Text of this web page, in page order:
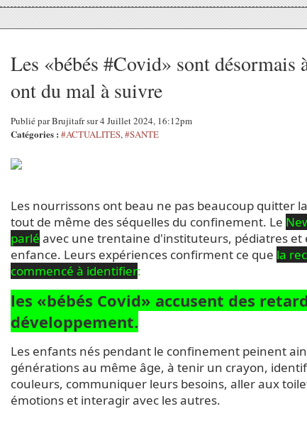
Les «bébés #Covid» sont désormais
ont du mal à suivre
Publié par Brujitafr sur 4 Juillet 2024, 16:12pm
Catégories : #ACTUALITES,#SANTE
Les nourrissons ont beau ne pas beaucoup quitter
tout de même des séquelles du confinement. Le
parlé avec une trentaine d'instituteurs, pédiatres et
enfance. Leurs expériences confirment ce que la
commencé à identifier:
les «bébés Covid» accusent des
développement.
Les enfants nés pendant le confinement peinent
générations au même âge, à tenir un crayon,
couleurs, communiquer leurs besoins, aller aux
émotions et interagir avec les autres.